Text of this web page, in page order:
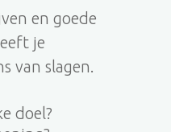
en goede
je
van slagen.
doel?